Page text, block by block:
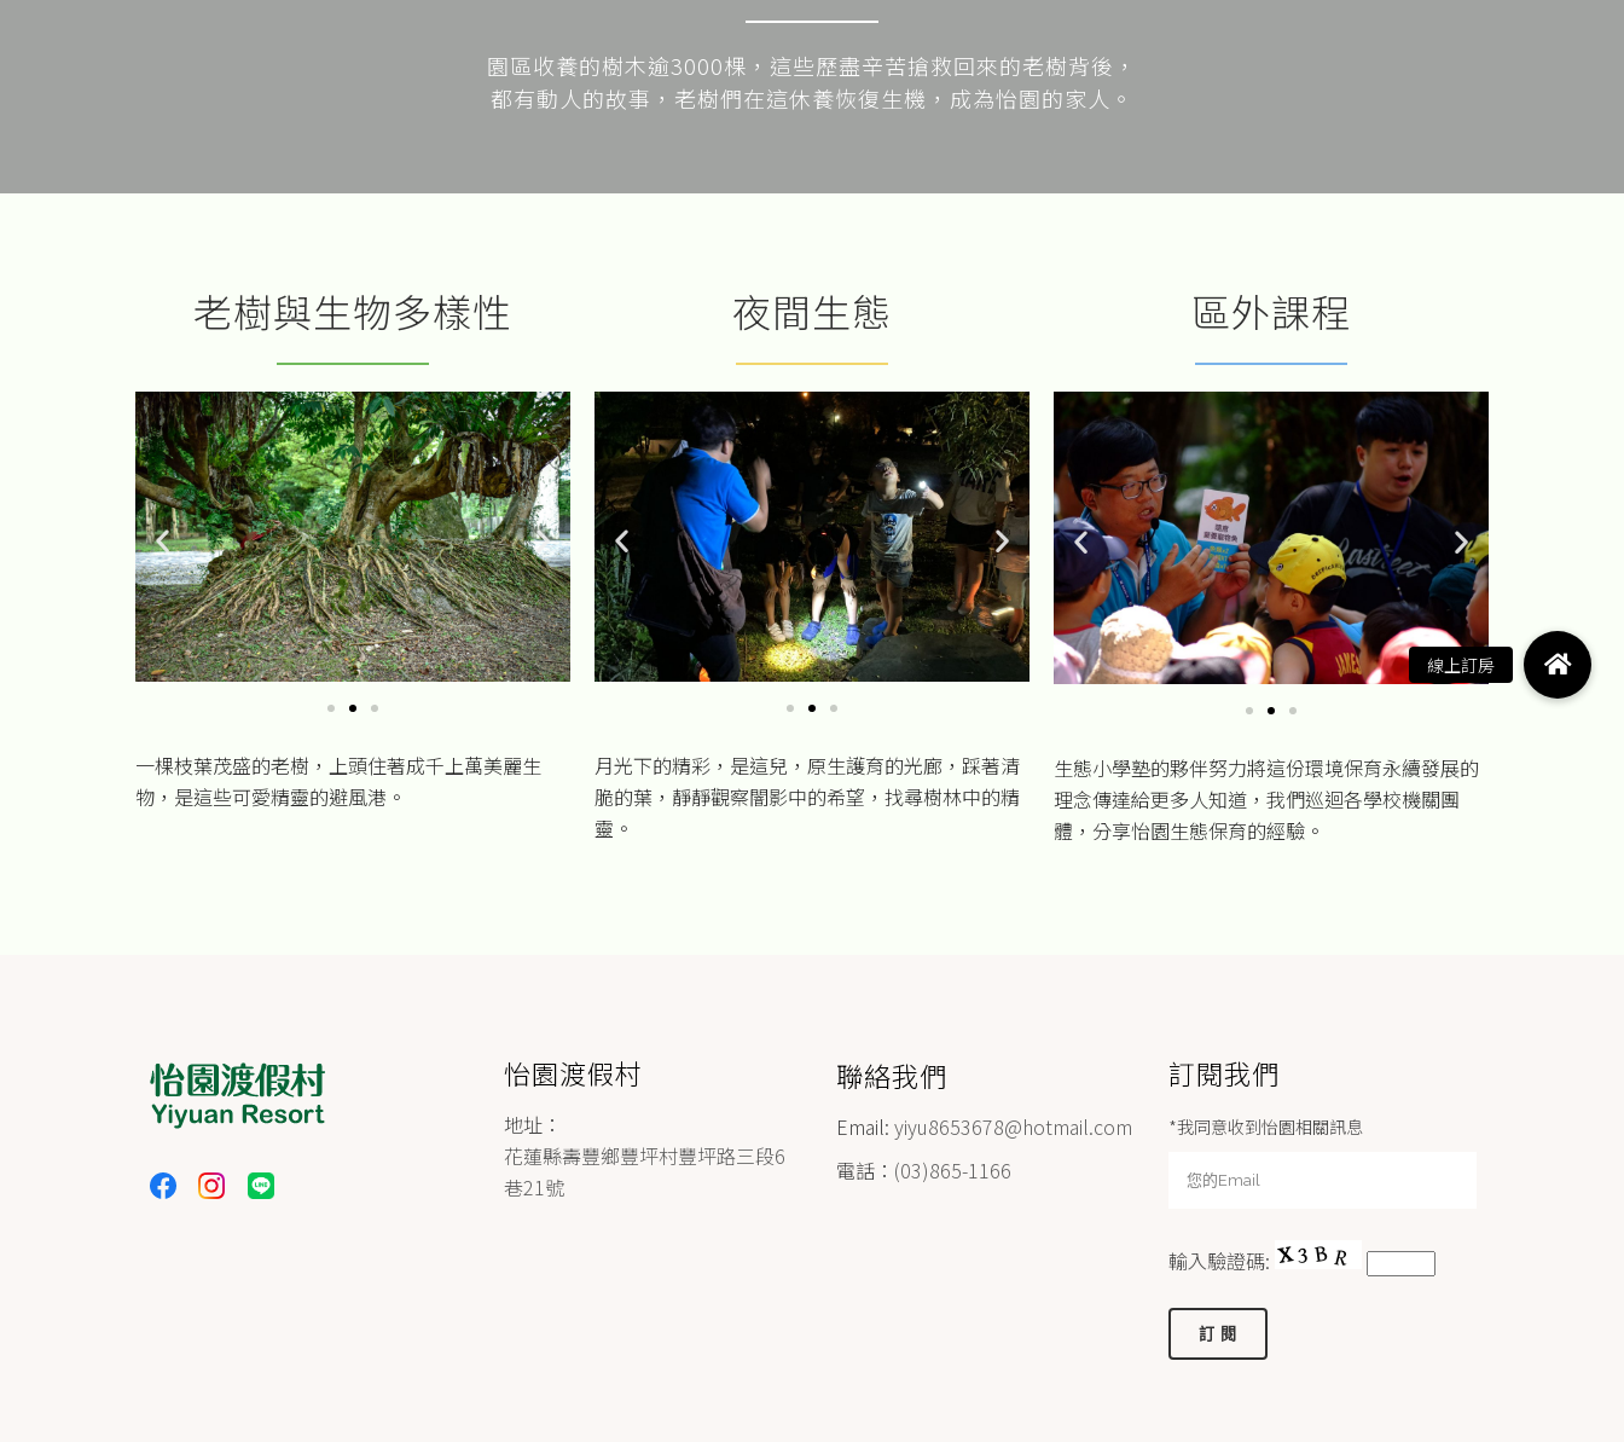
園區收養的樹木逾3000棵，這些歷盡辛苦搶救回來的老樹背後，
都有動人的故事，老樹們在這休養恢復生機，成為怡園的家人。
老樹與生物多樣性
一棵枝葉茂盛的老樹，上頭住著成千上萬美麗生
物，是這些可愛精靈的避風港。
夜間生態
月光下的精彩，是這兒，原生護育的光廊，踩著清
脆的葉，靜靜觀察闇影中的希望，找尋樹林中的精
靈。
區外課程
生態小學塾的夥伴努力將這份環境保育永續發展的
理念傳達給更多人知道，我們巡迴各學校機關團
體，分享怡園生態保育的經驗。
怡園渡假村
地址：
花蓮縣壽豐鄉豐坪村豐坪路三段6
巷21號
聯絡我們
Email: yiyu8653678@hotmail.com
電話： (03)865-1166
訂閱我們
*我同意收到怡園相關訊息
輸入驗證碼: